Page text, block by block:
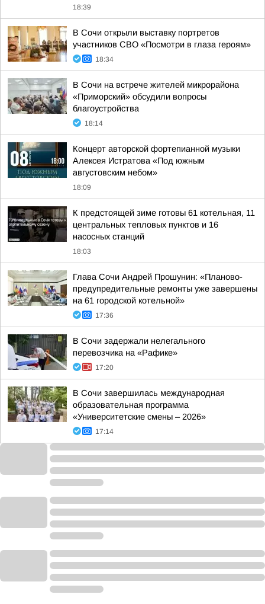
18:39
В Сочи открыли выставку портретов
участников СВО «Посмотри в глаза героям»
18:34
В Сочи на встрече жителей микрорайона
«Приморский» обсудили вопросы
благоустройства
18:14
Концерт авторской фортепианной музыки
Алексея Истратова «Под южным
августовским небом»
18:09
К предстоящей зиме готовы 61 котельная, 11
центральных тепловых пунктов и 16
насосных станций
18:03
Глава Сочи Андрей Прошунин: «Планово-
предупредительные ремонты уже завершены
на 61 городской котельной»
17:36
В Сочи задержали нелегального
перевозчика на «Рафике»
17:20
В Сочи завершилась международная
образовательная программа
«Университетские смены – 2026»
17:14